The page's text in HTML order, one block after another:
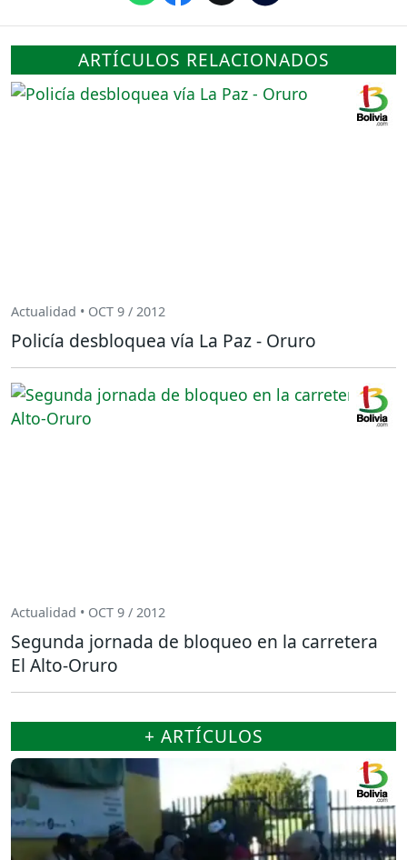
ARTÍCULOS RELACIONADOS
Actualidad • OCT 9 / 2012
Policía desbloquea vía La Paz - Oruro
Actualidad • OCT 9 / 2012
Segunda jornada de bloqueo en la carretera
El Alto-Oruro
+ ARTÍCULOS